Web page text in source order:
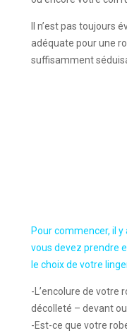
Il n’est pas toujours
adéquate pour une
suffisamment
Pour commencer, il
vous devez prendre
le choix de votre
-L’encolure de votre
décolleté – devant
-Est-ce que votre